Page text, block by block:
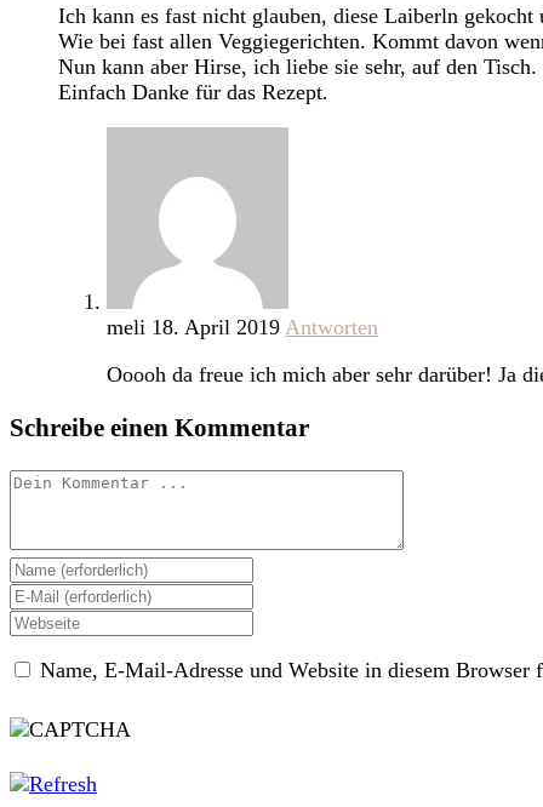
Ich kann es fast nicht glauben, diese Laiberln
Wie bei fast allen Veggiegerichten. Kommt davon
Nun kann aber Hirse, ich liebe sie sehr, auf den Tisch.
Einfach Danke für das Rezept.
meli 18. April 2019 Antworten
Ooooh da freue ich mich aber sehr darüber! Ja
Schreibe einen Kommentar
Kommentieren
Gib
deinen
Namen
oder
Benutzernamen
Kommentieren
ein
Gib
deine
E-
Mail-
zum
ein
Gib
Website-
ein
Name, E-Mail-Adresse und Website in diesem Browser